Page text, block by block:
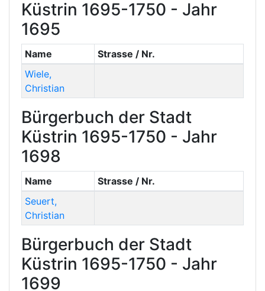
Küstrin 1695-1750 - Jahr
1695
Name
Strasse / Nr.
Wiele,
Christian
Bürgerbuch der Stadt
Küstrin 1695-1750 - Jahr
1698
Name
Strasse / Nr.
Seuert,
Christian
Bürgerbuch der Stadt
Küstrin 1695-1750 - Jahr
1699